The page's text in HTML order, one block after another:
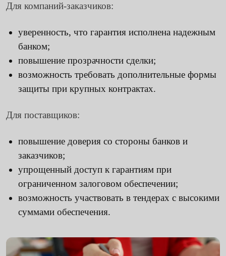
Для компаний-заказчиков:
уверенность, что гарантия исполнена надежным
банком;
повышение прозрачности сделки;
возможность требовать дополнительные формы
защиты при крупных контрактах.
Для поставщиков:
повышение доверия со стороны банков и
заказчиков;
упрощенный доступ к гарантиям при
ограниченном залоговом обеспечении;
возможность участвовать в тендерах с высокими
суммами обеспечения.